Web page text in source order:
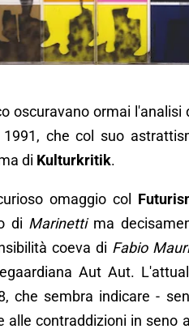
oscuravano ormai l'analisi
che col suo
di Kulturkritik.
omaggio col
di Marinettima
coeva di Fabio Mauri
Aut Aut.
che sembra indicare -
alle contraddizioni in seno